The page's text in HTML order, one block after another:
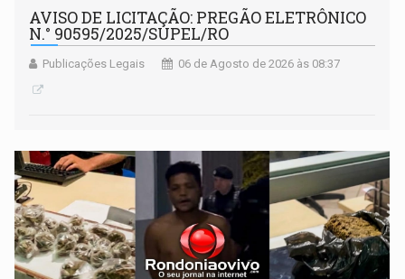
AVISO DE LICITAÇÃO: PREGÃO ELETRÔNICO
N.° 90595/2025/SUPEL/RO
Publicações Legais 06 de Agosto de 2026 às 08:37